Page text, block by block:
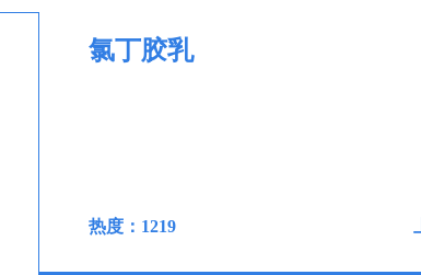
氯丁胶乳
热度：1219